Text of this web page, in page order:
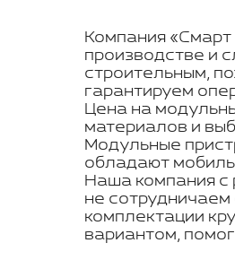
Компания «Смарт
производстве и
строительным,
гарантируем
Цена на
материалов и
Модульные
обладают
Наша компания с
не
комплектации
вариантом,